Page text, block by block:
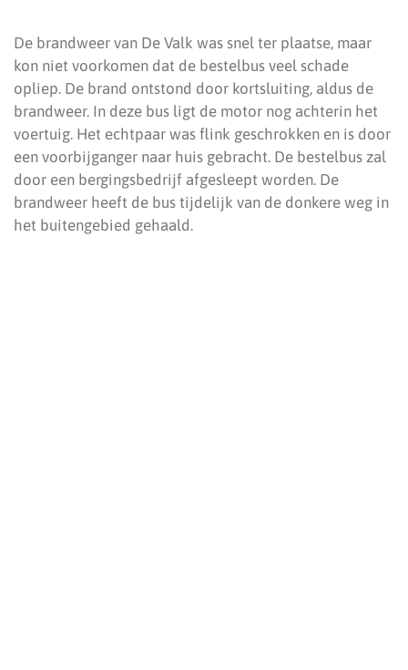
De brandweer van De Valk was snel ter plaatse, maar
kon niet voorkomen dat de bestelbus veel schade
opliep. De brand ontstond door kortsluiting, aldus de
brandweer. In deze bus ligt de motor nog achterin het
voertuig. Het echtpaar was flink geschrokken en is door
een voorbijganger naar huis gebracht. De bestelbus zal
door een bergingsbedrijf afgesleept worden. De
brandweer heeft de bus tijdelijk van de donkere weg in
het buitengebied gehaald.